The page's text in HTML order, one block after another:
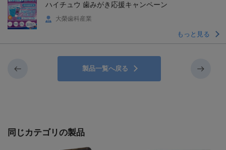
ハイチュウ 歯みがき応援キャンペーン
大榮歯科産業
もっと見る
製品一覧へ戻る
同じカテゴリの製品